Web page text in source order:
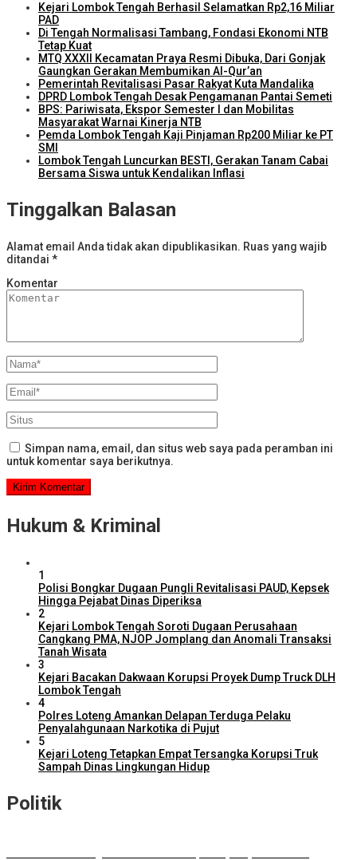
Kejari Lombok Tengah Berhasil Selamatkan Rp2,16 Miliar
PAD
Di Tengah Normalisasi Tambang, Fondasi Ekonomi NTB
Tetap Kuat
MTQ XXXII Kecamatan Praya Resmi Dibuka, Dari Gonjak
Gaungkan Gerakan Membumikan Al-Qur’an
Pemerintah Revitalisasi Pasar Rakyat Kuta Mandalika
DPRD Lombok Tengah Desak Pengamanan Pantai Semeti
BPS: Pariwisata, Ekspor Semester I dan Mobilitas
Masyarakat Warnai Kinerja NTB
Pemda Lombok Tengah Kaji Pinjaman Rp200 Miliar ke PT
SMI
Lombok Tengah Luncurkan BESTI, Gerakan Tanam Cabai
Bersama Siswa untuk Kendalikan Inflasi
Tinggalkan Balasan
Alamat email Anda tidak akan dipublikasikan. Ruas yang wajib
ditandai *
Komentar
Simpan nama, email, dan situs web saya pada peramban ini
untuk komentar saya berikutnya.
Hukum & Kriminal
1
Polisi Bongkar Dugaan Pungli Revitalisasi PAUD, Kepsek
Hingga Pejabat Dinas Diperiksa
2
Kejari Lombok Tengah Soroti Dugaan Perusahaan
Cangkang PMA, NJOP Jomplang dan Anomali Transaksi
Tanah Wisata
3
Kejari Bacakan Dakwaan Korupsi Proyek Dump Truck DLH
Lombok Tengah
4
Polres Loteng Amankan Delapan Terduga Pelaku
Penyalahgunaan Narkotika di Pujut
5
Kejari Loteng Tetapkan Empat Tersangka Korupsi Truk
Sampah Dinas Lingkungan Hidup
Politik